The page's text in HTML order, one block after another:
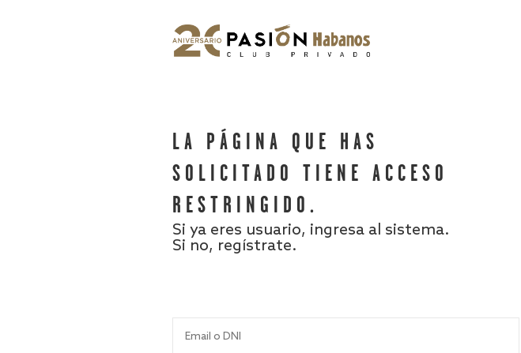
LA PÁGINA QUE HAS
SOLICITADO TIENE ACCESO
RESTRINGIDO.
Si ya eres usuario, ingresa al sistema.
Si no, regístrate.